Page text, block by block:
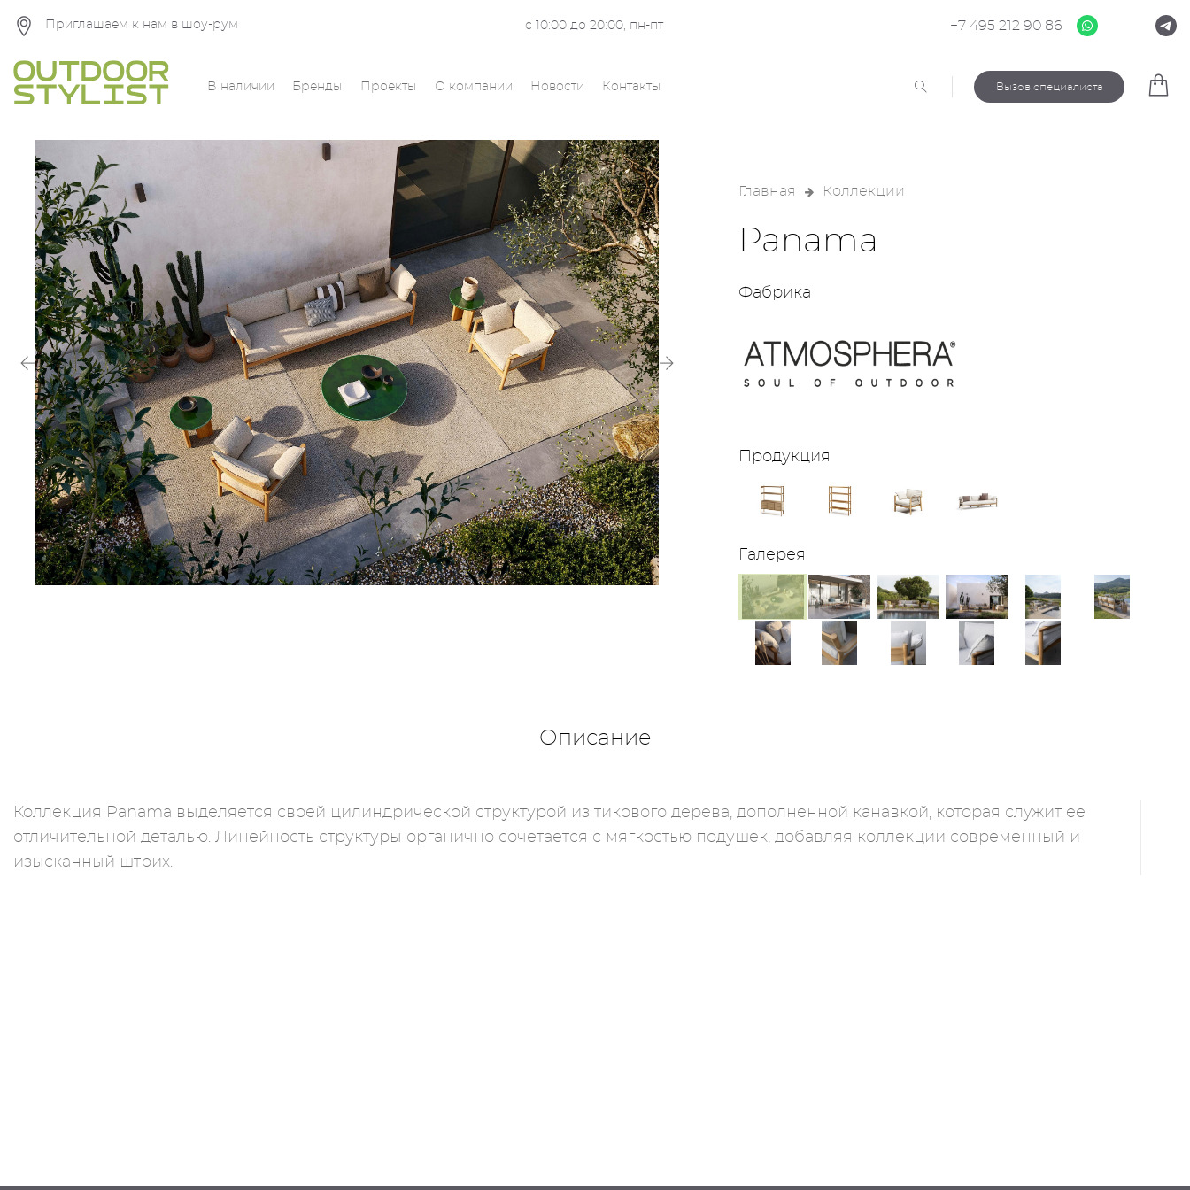
Приглашаем к нам в шоу-рум с 10:00 до 20:00, пн-пт +7 495 212 90 86
В наличии Бренды Проекты О компании Новости Контакты Вызов специалиста
Главная Коллекции
Panama
Фабрика
Продукция
Галерея
Описание
Коллекция Panama выделяется своей цилиндрической структурой из тикового дерева, дополненной канавкой, которая служит ее
отличительной деталью. Линейность структуры органично сочетается с мягкостью подушек, добавляя коллекции современный и
изысканный штрих.